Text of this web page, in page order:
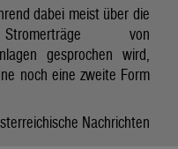
dabei meist über die
von
gesprochen wird,
noch eine zweite Form
Nachrichten